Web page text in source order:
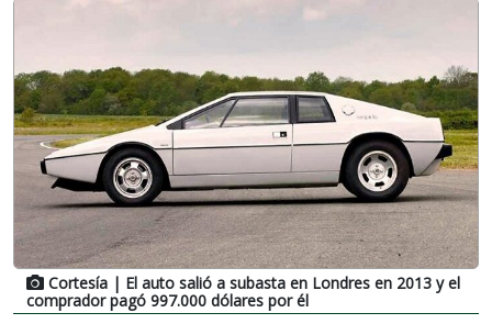
Cortesía | El auto salió a subasta en Londres en 2013 y el
comprador pagó 997.000 dólares por él